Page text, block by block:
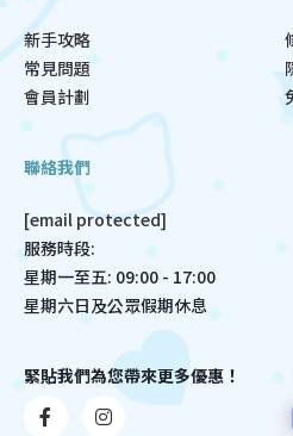
新手攻略
常見問題
會員計劃
聯絡我們
[email protected]
服務時段:
星期一至五: 09:00 - 17:00
星期六日及公眾假期休息
緊貼我們為您帶來更多優惠！